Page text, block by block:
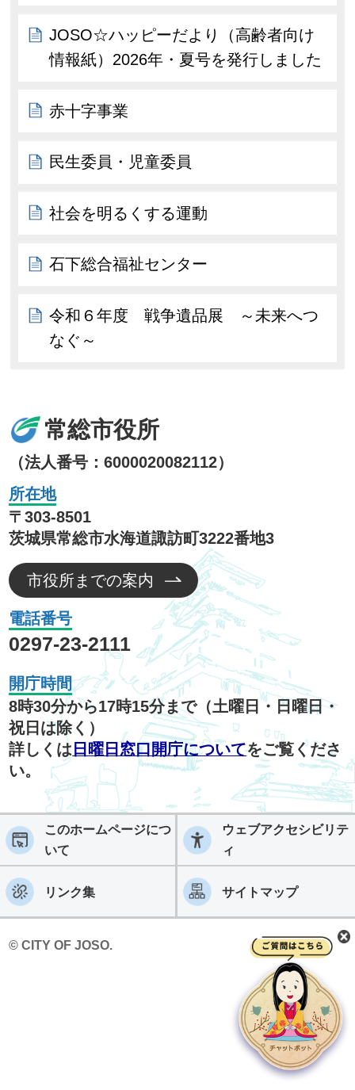
JOSO☆ハッピーだより（高齢者向け
情報紙）2026年・夏号を発行しました
赤十字事業
民生委員・児童委員
社会を明るくする運動
石下総合福祉センター
令和６年度 戦争遺品展 ～未来へつ
なぐ～
常総市役所
（法人番号：6000020082112）
所在地
〒303-8501
茨城県常総市水海道諏訪町3222番地3
市役所までの案内
電話番号
0297-23-2111
開庁時間
8時30分から17時15分まで（土曜日・日曜日・
祝日は除く）
詳しくは 日曜日窓口開庁についてをご覧くださ
い。
このホームページにつ
いて
ウェブアクセシビリテ
ィ
リンク集 サイトマップ
© CITY OF JOSO.